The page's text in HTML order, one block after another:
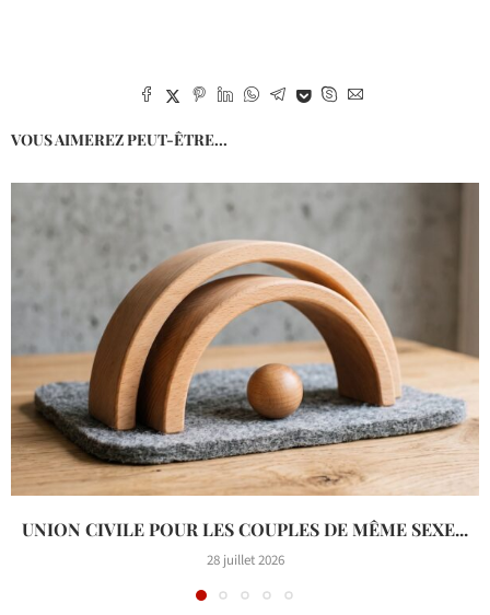
VOUS AIMEREZ PEUT-ÊTRE...
UNION CIVILE POUR LES COUPLES DE MÊME SEXE...
28 juillet 2026